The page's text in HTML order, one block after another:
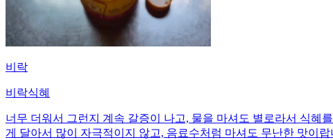
비락
비락식혜
너무 더워서 그런지 계속 갈증이 나고, 물을 마셔도 별로라서 식혜
게 달아서 많이 자극적이지 않고, 음료수처럼 마셔도 무난한 맛이랍